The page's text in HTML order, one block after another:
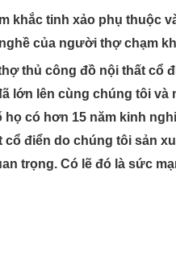
khắc tinh xảo phụ thuộc
của người thợ chạm
thủ công đồ nội thất cổ
lớn lên cùng chúng tôi và
có hơn 15 năm kinh
cổ điển do chúng tôi sản
trọng. Có lẽ đó là sức